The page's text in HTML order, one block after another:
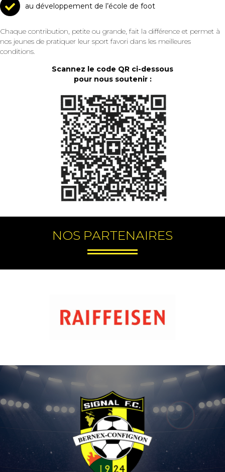
au développement de l’école de foot
Chaque contribution, petite ou grande, fait la différence et permet à
nos jeunes de pratiquer leur sport favori dans les meilleures
conditions.
Scannez le code QR ci-dessous
pour nous soutenir :
NOS PARTENAIRES